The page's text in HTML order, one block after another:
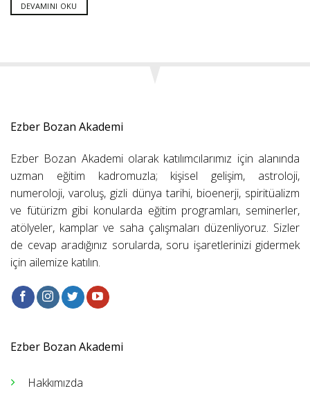
DEVAMINI OKU
Ezber Bozan Akademi
Ezber Bozan Akademi olarak katılımcılarımız için alanında
uzman eğitim kadromuzla; kişisel gelişim, astroloji,
numeroloji, varoluş, gizli dünya tarihi, bioenerji, spiritüalizm
ve fütürizm gibi konularda eğitim programları, seminerler,
atölyeler, kamplar ve saha çalışmaları düzenliyoruz. Sizler
de cevap aradığınız sorularda, soru işaretlerinizi gidermek
için ailemize katılın.
Ezber Bozan Akademi
Hakkımızda